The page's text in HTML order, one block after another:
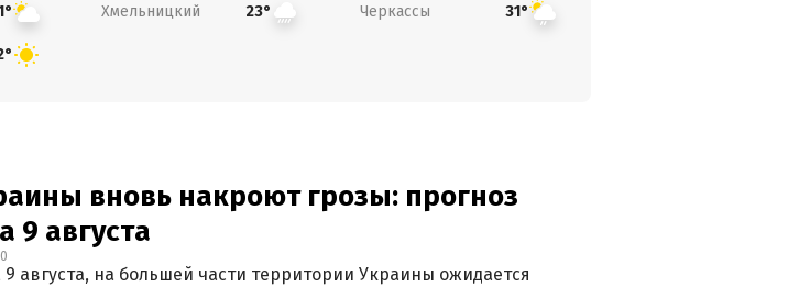
Хмельницкий 23° Черкассы 31°
вновь накроют грозы: прогноз
9 августа
0
9 августа, на большей части территории Украины ожидается